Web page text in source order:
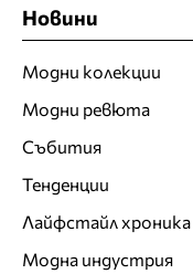
Новини
Модни колекции
Модни ревюта
Събития
Тенденции
Лайфстайл хроника
Модна индустрия